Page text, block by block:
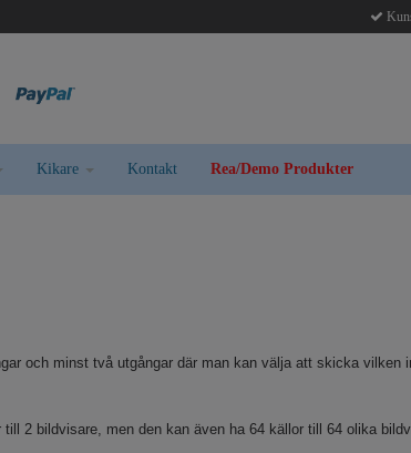
Kikare Kontakt Rea/Demo Produkter
och minst två utgångar där man kan välja att skicka
2 bildvisare, men den kan även ha 64 källor till 64 olika